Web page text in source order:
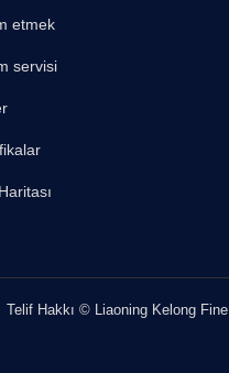
etmek
servisi
Telif Hakkı © Liaoning Kelong